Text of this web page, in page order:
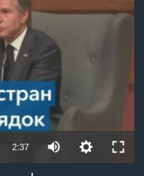
available
2:37